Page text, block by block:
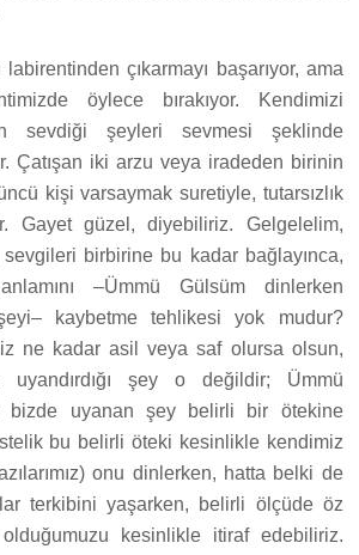
çıkarmayı başarıyor, ama
öylece bırakıyor. Kendimizi
sevdiği şeyleri sevmesi şeklinde
Çatışan iki arzu veya iradeden birinin
kişi varsaymak suretiyle, tutarsızlık
Gayet güzel, diyebiliriz. Gelgelelim,
birbirine bu kadar bağlayınca,
–Ümmü Gülsüm dinlerken
kaybetme tehlikesi yok mudur?
ne kadar asil veya saf olursa olsun,
uyandırdığı şey o değildir; Ümmü
bizde uyanan şey belirli bir ötekine
bu belirli öteki kesinlikle kendimiz
onu dinlerken, hatta belki de
terkibini yaşarken, belirli ölçüde öz
kesinlikle itiraf edebiliriz.